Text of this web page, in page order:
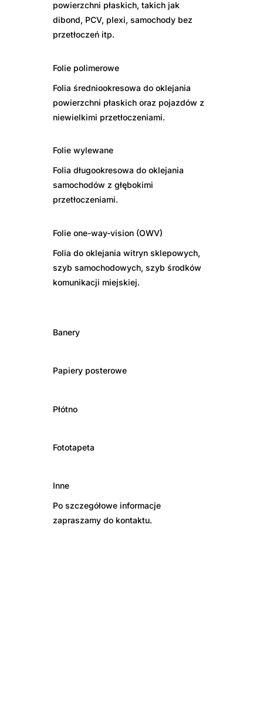
powierzchni płaskich, takich jak
dibond, PCV, plexi, samochody bez
przetłoczeń itp.
Folie polimerowe
Folia średniookresowa do oklejania
powierzchni płaskich oraz pojazdów z
niewielkimi przetłoczeniami.
Folie wylewane
Folia długookresowa do oklejania
samochodów z głębokimi
przetłoczeniami.
Folie one-way-vision (OWV)
Folia do oklejania witryn sklepowych,
szyb samochodowych, szyb środków
komunikacji miejskiej.
Banery
Papiery posterowe
Płótno
Fototapeta
Inne
Po szczegółowe informacje
zapraszamy do kontaktu.